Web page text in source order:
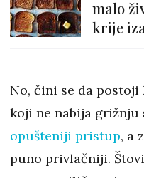
malo
krije
No, čini se da
koji ne nabija grižnju
opušteniji pristup, a
puno privlačniji.